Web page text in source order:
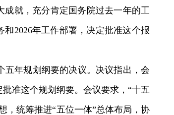
成就，充分肯定国务院过去一年的工
2026年工作部署，决定批准这个报
年规划纲要的决议。决议指出，会
准这个规划纲要。会议要求，“十五
，统筹推进“五位一体”总体布局，协